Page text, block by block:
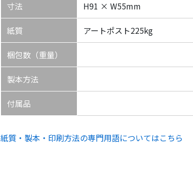
寸法 H91 × W55mm
紙質 アートポスト225kg
梱包数（重量）
製本方法
付属品
紙質・製本・印刷方法の専門用語についてはこちら